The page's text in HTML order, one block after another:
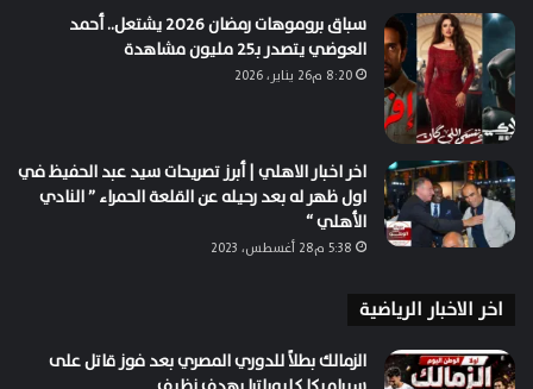
سباق بروموهات رمضان 2026 يشتعل.. أحمد
العوضي يتصدر بـ25 مليون مشاهدة
8:20 م26 يناير، 2026
اخر اخبار الاهلي | أبرز تصريحات سيد عبد الحفيظ في
اول ظهر له بعد رحيله عن القلعة الحمراء ” النادي
الأهلي “
5:38 م28 أغسطس، 2023
اخر الاخبار الرياضية
الزمالك بطلاً للدوري المصري بعد فوز قاتل على